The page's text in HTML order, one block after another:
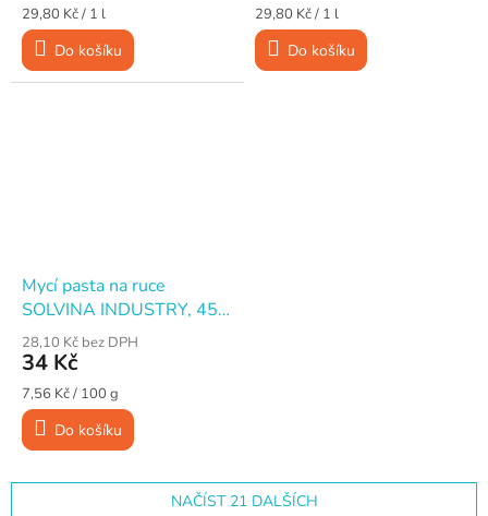
Měrná
cena:
29,80 Kč / 1 l
Do košíku
Měrná
cena:
29,80 Kč / 1 l
Do košíku
Mycí pasta na ruce
SOLVINA INDUSTRY, 450
g
28,10 Kč bez DPH
34 Kč
Měrná
cena:
7,56 Kč / 100 g
Do košíku
NAČÍST 21 DALŠÍCH